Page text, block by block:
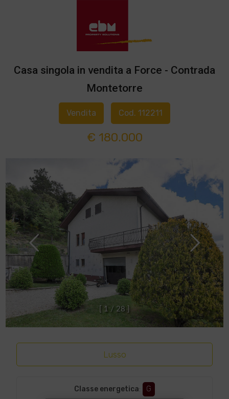
Casa singola in vendita a Force - Contrada
Montetorre
Vendita Cod. 112211
€ 180.000
1 / 28
Lusso
Classe energetica: G